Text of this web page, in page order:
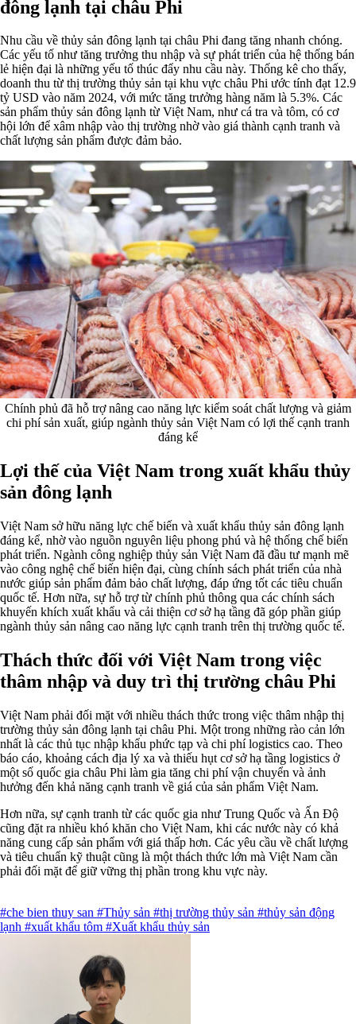
đông lạnh tại châu Phi
Nhu cầu về thủy sản đông lạnh tại châu Phi đang tăng nhanh chóng.
Các yếu tố như tăng trưởng thu nhập và sự phát triển của hệ thống bán
lẻ hiện đại là những yếu tố thúc đẩy nhu cầu này. Thống kê cho thấy,
doanh thu từ thị trường thủy sản tại khu vực châu Phi ước tính đạt 12.9
tỷ USD vào năm 2024, với mức tăng trưởng hàng năm là 5.3%. Các
sản phẩm thủy sản đông lạnh từ Việt Nam, như cá tra và tôm, có cơ
hội lớn để xâm nhập vào thị trường nhờ vào giá thành cạnh tranh và
chất lượng sản phẩm được đảm bảo.
Chính phủ đã hỗ trợ nâng cao năng lực kiểm soát chất lượng và giảm
chi phí sản xuất, giúp ngành thủy sản Việt Nam có lợi thế cạnh tranh
đáng kể
Lợi thế của Việt Nam trong xuất khẩu thủy
sản đông lạnh
Việt Nam sở hữu năng lực chế biến và xuất khẩu thủy sản đông lạnh
đáng kể, nhờ vào nguồn nguyên liệu phong phú và hệ thống chế biến
phát triển. Ngành công nghiệp thủy sản Việt Nam đã đầu tư mạnh mẽ
vào công nghệ chế biến hiện đại, cùng chính sách phát triển của nhà
nước giúp sản phẩm đảm bảo chất lượng, đáp ứng tốt các tiêu chuẩn
quốc tế. Hơn nữa, sự hỗ trợ từ chính phủ thông qua các chính sách
khuyến khích xuất khẩu và cải thiện cơ sở hạ tầng đã góp phần giúp
ngành thủy sản nâng cao năng lực cạnh tranh trên thị trường quốc tế.
Thách thức đối với Việt Nam trong việc
thâm nhập và duy trì thị trường châu Phi
Việt Nam phải đối mặt với nhiều thách thức trong việc thâm nhập thị
trường thủy sản đông lạnh tại châu Phi. Một trong những rào cản lớn
nhất là các thủ tục nhập khẩu phức tạp và chi phí logistics cao. Theo
báo cáo, khoảng cách địa lý xa và thiếu hụt cơ sở hạ tầng logistics ở
một số quốc gia châu Phi làm gia tăng chi phí vận chuyển và ảnh
hưởng đến khả năng cạnh tranh về giá của sản phẩm Việt Nam.
Hơn nữa, sự cạnh tranh từ các quốc gia như Trung Quốc và Ấn Độ
cũng đặt ra nhiều khó khăn cho Việt Nam, khi các nước này có khả
năng cung cấp sản phẩm với giá thấp hơn. Các yêu cầu về chất lượng
và tiêu chuẩn kỹ thuật cũng là một thách thức lớn mà Việt Nam cần
phải đối mặt để giữ vững thị phần trong khu vực này.
#che bien thuy san #Thủy sản #thị trường thủy sản #thủy sản động
lạnh #xuất khẩu tôm #Xuất khẩu thủy sản